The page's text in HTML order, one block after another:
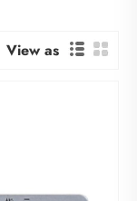
View as